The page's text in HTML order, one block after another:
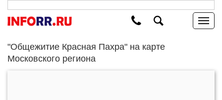
"Общежитие Красная Пахра" на карте
Московского региона